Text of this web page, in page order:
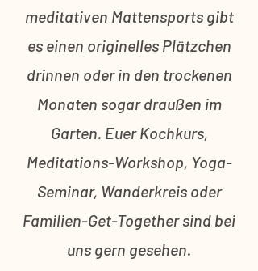
meditativen Mattensports gibt
es einen originelles Plätzchen
drinnen oder in den trockenen
Monaten sogar draußen im
Garten. Euer Kochkurs,
Meditations-Workshop, Yoga-
Seminar, Wanderkreis oder
Familien-Get-Together sind bei
uns gern gesehen.